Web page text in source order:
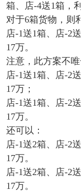
箱、店-4送1箱，
对于6箱货物，则
店-1送1箱、店-2
17万。
注意，此方案不唯
店-1送1箱、店-2
17万；
店-1送1箱、店-2
17万。
还可以：
店-1送2箱、店-2
17万。
店-1送2箱、店-2
17万。